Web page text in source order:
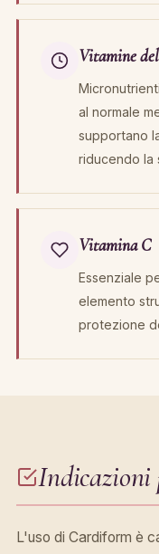
Vitamine del
al normale
supportano
riducendo la
Vitamina C
Essenziale
elemento
protezione
Indicazioni
L'uso di Cardiform è